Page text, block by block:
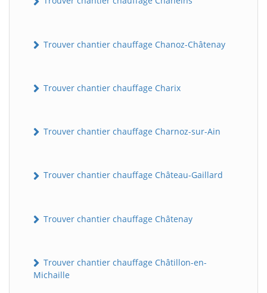
Trouver chantier chauffage Chanoz-Châtenay
Trouver chantier chauffage Charix
Trouver chantier chauffage Charnoz-sur-Ain
Trouver chantier chauffage Château-Gaillard
Trouver chantier chauffage Châtenay
Trouver chantier chauffage Châtillon-en-
Michaille